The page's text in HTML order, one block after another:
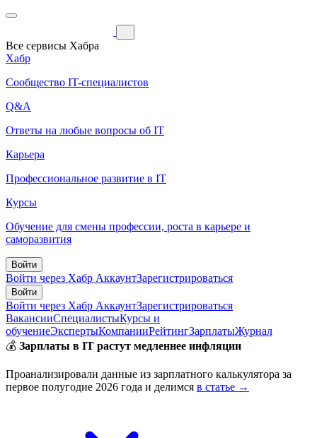
Все сервисы Хабра
Хабр
Сообщество IT-специалистов
Q&A
Ответы на любые вопросы об IT
Карьера
Профессиональное развитие в IT
Курсы
Обучение для смены профессии, роста в карьере и
саморазвития
Войти
Войти через Хабр АккаунтЗарегистрироваться
Войти
Войти через Хабр АккаунтЗарегистрироваться
ВакансииСпециалистыКурсы и
обучениеЭкспертыКомпанииРейтингЗарплатыЖурнал
💰 Зарплаты в IT растут медленнее инфляции
Проанализировали данные из зарплатного калькулятора за
первое полугодие 2026 года и делимся в статье →